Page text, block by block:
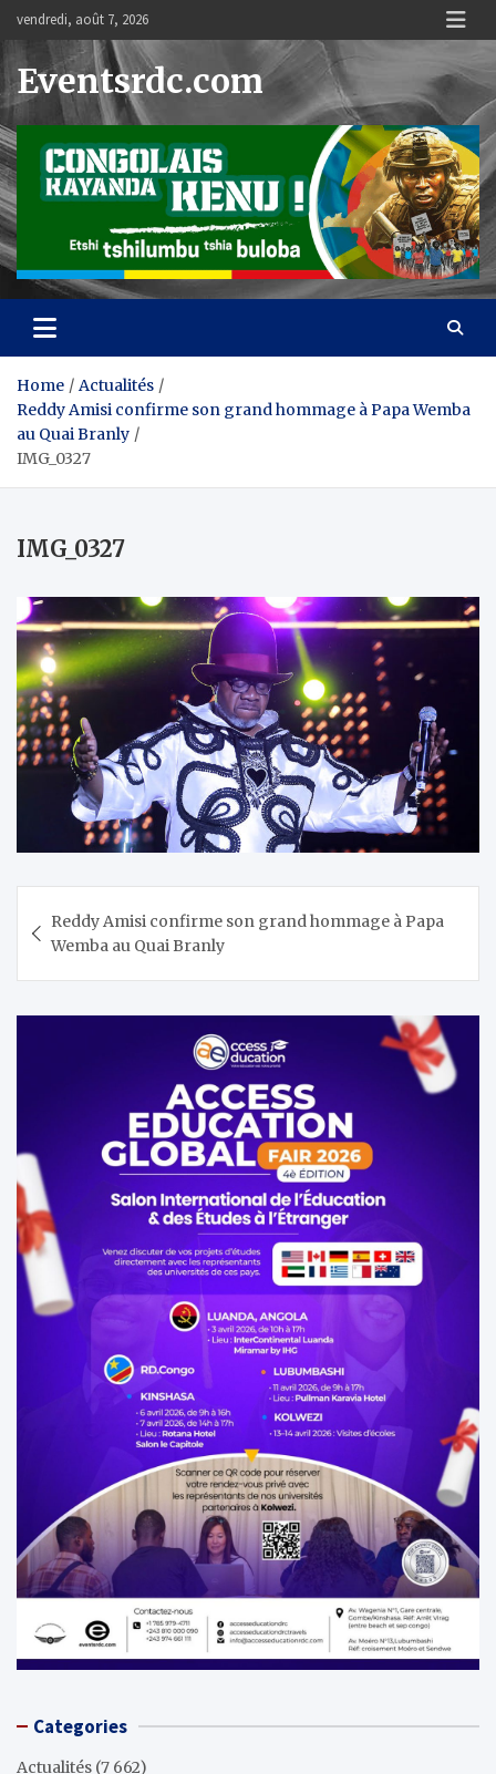
content
vendredi, août 7, 2026
Eventsrdc.com
Home
Actualités
Reddy Amisi confirme son grand hommage à Papa Wemba
au Quai Branly
IMG_0327
IMG_0327
de
l’article
Reddy Amisi confirme son grand hommage à Papa
Wemba au Quai Branly
Categories
Actualités (7 662)